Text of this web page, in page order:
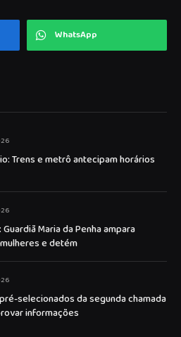
WhatsApp
Trens e metrô antecipam horários
Maria da Penha ampara
e detém
selecionados da segunda chamada
informações